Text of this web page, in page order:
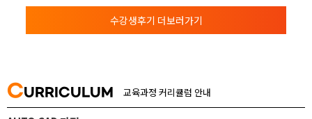
수강생후기 더보러가기
CURRICULUM 교육과정 커리큘럼 안내